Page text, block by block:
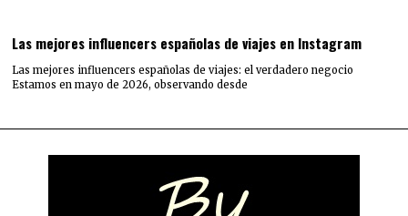
Las mejores influencers españolas de viajes en Instagram
Las mejores influencers españolas de viajes: el verdadero negocio
Estamos en mayo de 2026, observando desde